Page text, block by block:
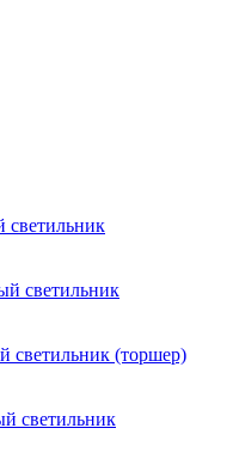
светильник
светильник
светильник (торшер)
светильник